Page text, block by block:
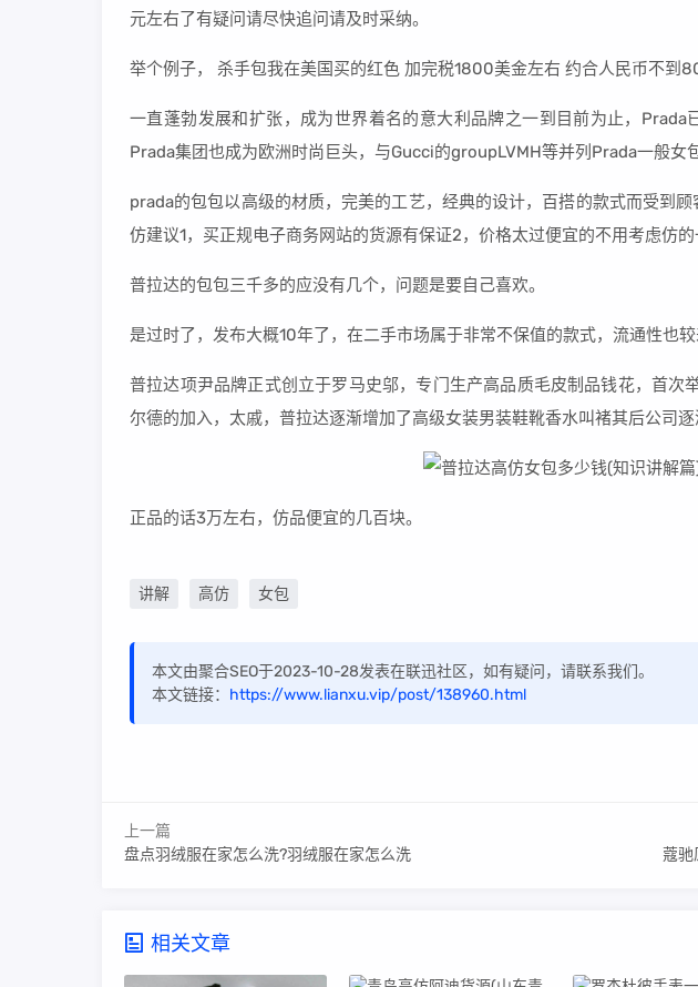
元左右了有疑问请尽快追问请及时采纳。
举个例子， 杀手包我在美国买的红色 加完税1800美金左右 约合人民币不到
一直蓬勃发展和扩张，成为世界着名的意大利品牌之一到目前为止，Prada
Prada集团也成为欧洲时尚巨头，与Gucci的groupLVMH等并列Prada一般女
prada的包包以高级的材质，完美的工艺，经典的设计，百搭的款式而受到
仿建议1，买正规电子商务网站的货源有保证2，价格太过便宜的不用考虑仿的
普拉达的包包三千多的应没有几个，问题是要自己喜欢。
是过时了，发布大概10年了，在二手市场属于非常不保值的款式，流通性也
普拉达项尹品牌正式创立于罗马史邬，专门生产高品质毛皮制品钱花，首次
尔德的加入，太戚，普拉达逐渐增加了高级女装男装鞋靴香水叫褚其后公司
正品的话3万左右，仿品便宜的几百块。
讲解 高仿 女包
本文由聚合SEO于2023-10-28发表在联迅社区，如有疑问，请联系我们。
本文链接： https://www.lianxu.vip/post/138960.html
上一篇
盘点羽绒服在家怎么洗?羽绒服在家怎么洗
蔻驰
相关文章